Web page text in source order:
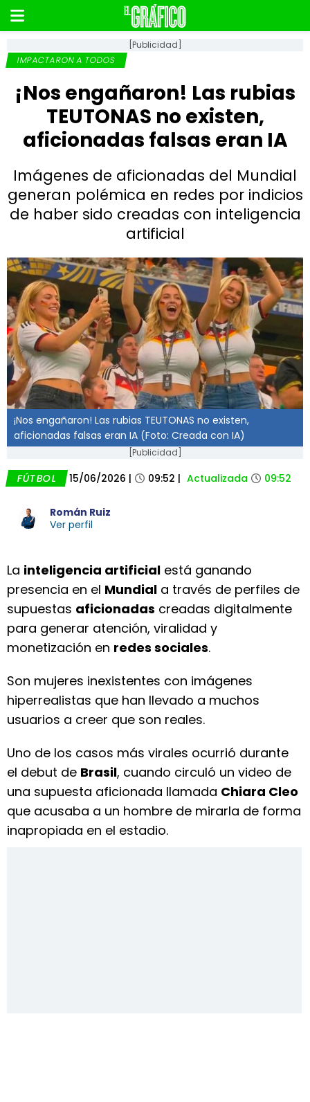
[Publicidad]
IMPACTARON A TODOS
¡Nos engañaron! Las rubias
TEUTONAS no existen,
aficionadas falsas eran IA
Imágenes de aficionadas del Mundial
generan polémica en redes por indicios
de haber sido creadas con inteligencia
artificial
¡Nos engañaron! Las rubias TEUTONAS no existen,
aficionadas falsas eran IA (Foto: Creada con IA)
[Publicidad]
FÚTBOL 15/06/2026 | 09:52 | Actualizada 09:52
Román Ruiz
Ver perfil
La inteligencia artificial está ganando
presencia en el Mundial a través de perfiles de
supuestas aficionadas creadas digitalmente
para generar atención, viralidad y
monetización en redes sociales.
Son mujeres inexistentes con imágenes
hiperrealistas que han llevado a muchos
usuarios a creer que son reales.
Uno de los casos más virales ocurrió durante
el debut de Brasil, cuando circuló un video de
una supuesta aficionada llamada Chiara Cleo
que acusaba a un hombre de mirarla de forma
inapropiada en el estadio.